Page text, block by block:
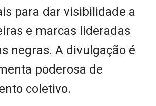
para dar visibilidade a
e marcas lideradas
negras. A divulgação é
poderosa de
coletivo.